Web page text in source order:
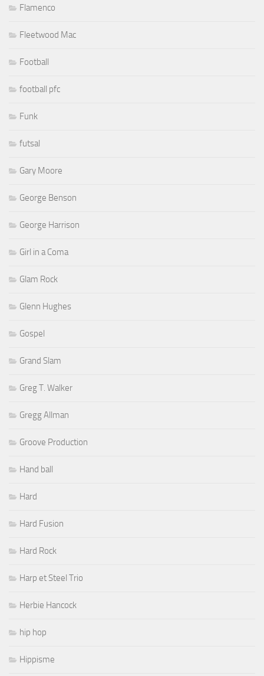
Flamenco
Fleetwood Mac
Football
football pfc
Funk
futsal
Gary Moore
George Benson
George Harrison
Girl in a Coma
Glam Rock
Glenn Hughes
Gospel
Grand Slam
Greg T. Walker
Gregg Allman
Groove Production
Hand ball
Hard
Hard Fusion
Hard Rock
Harp et Steel Trio
Herbie Hancock
hip hop
Hippisme